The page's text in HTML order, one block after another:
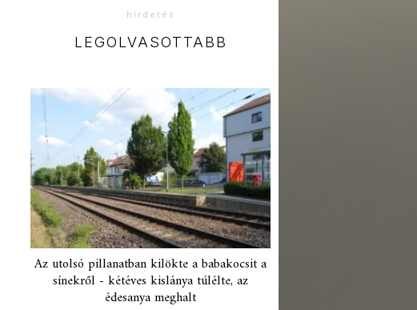
hirdetés
LEGOLVASOTTABB
Az utolsó pillanatban kilökte a babakocsit a
sínekről - kétéves kislánya túlélte, az
édesanya meghalt